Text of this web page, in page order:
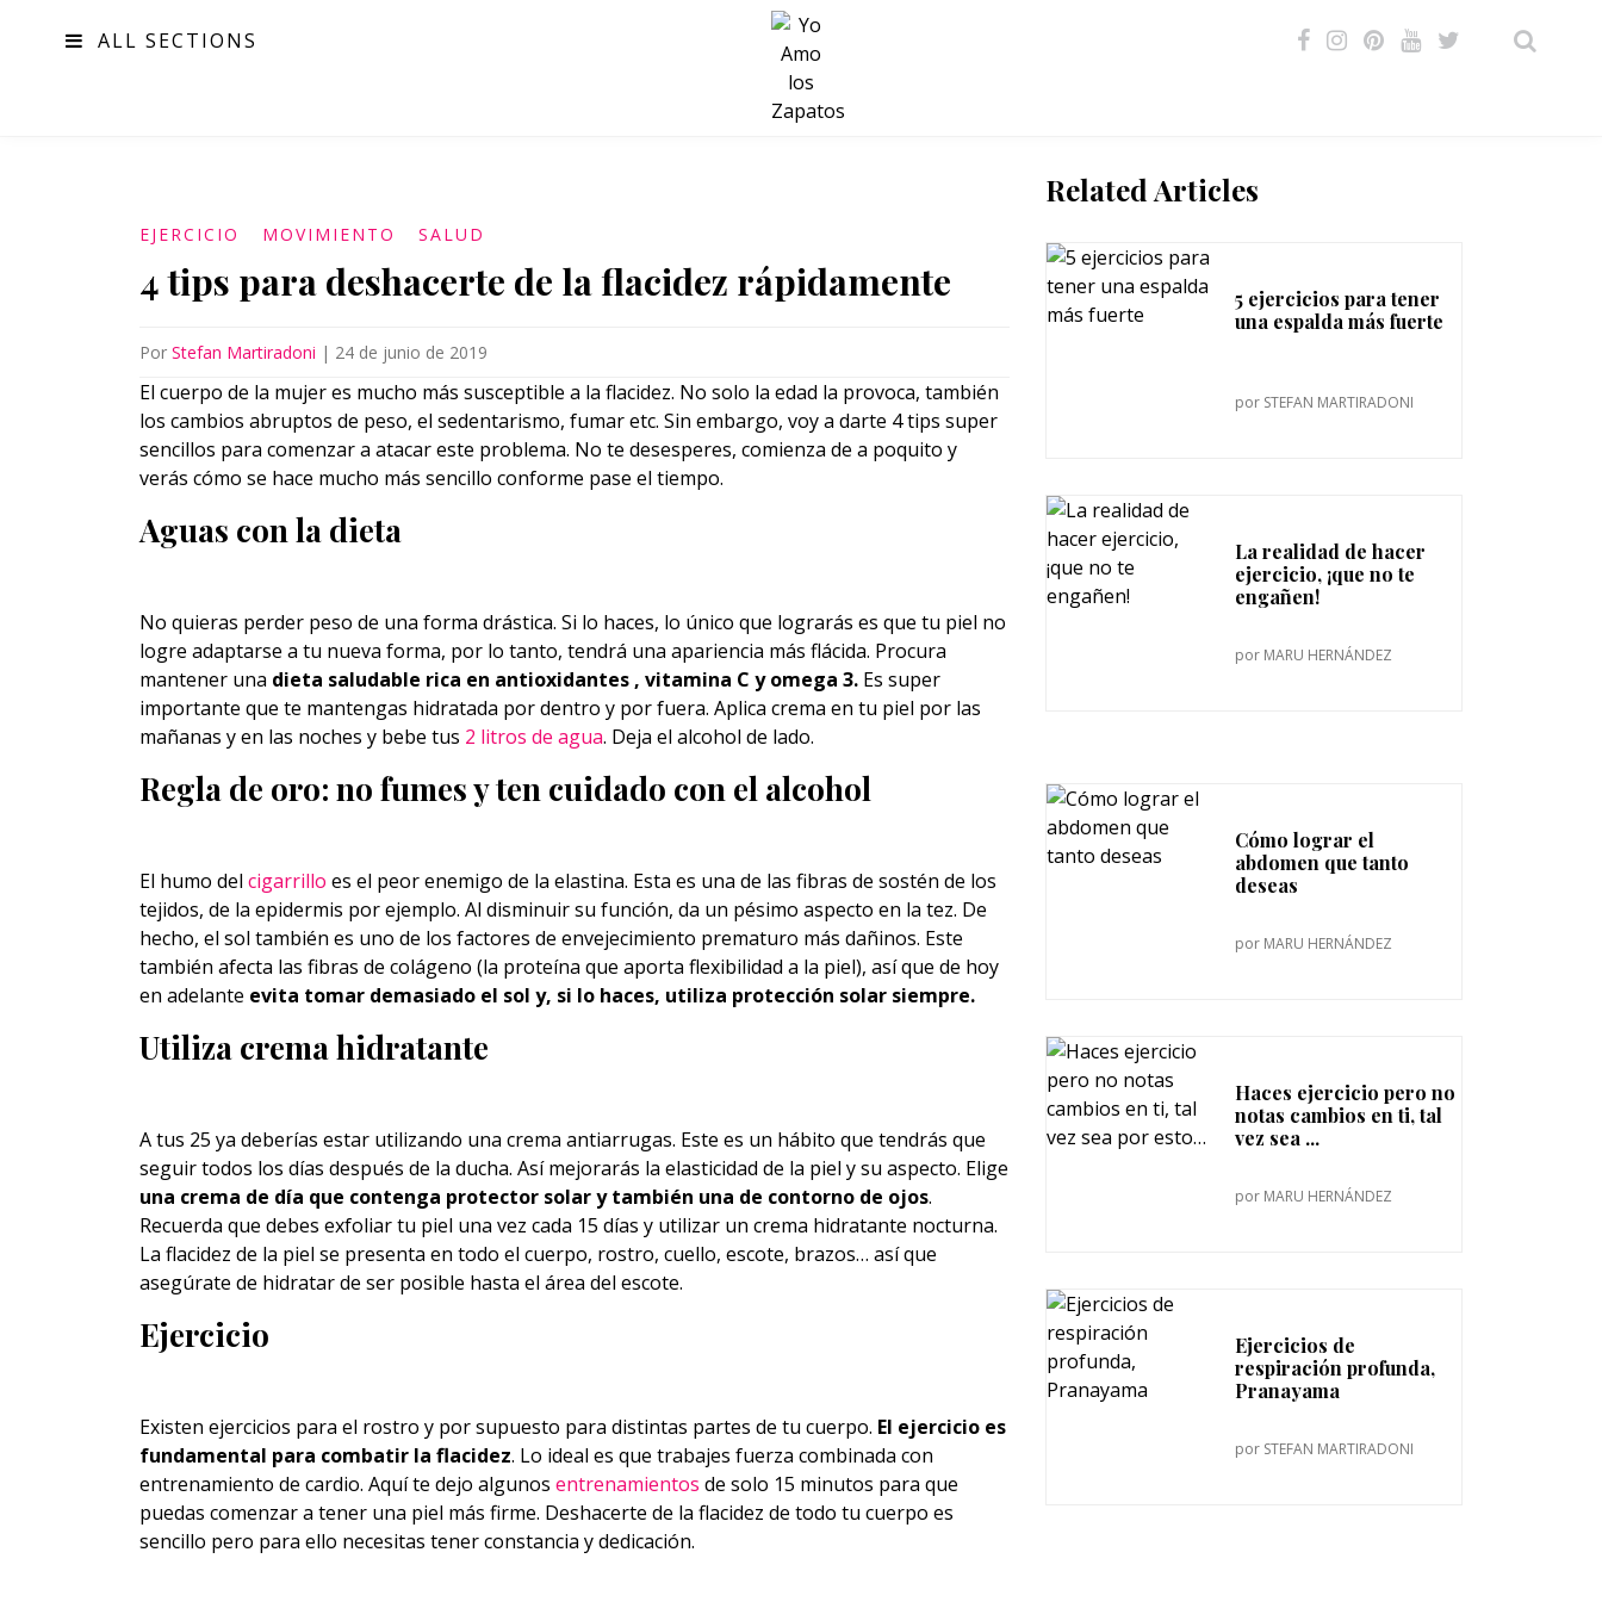
ALL SECTIONS
SALUD
EJERCICIO MOVIMIENTO SALUD
4 tips para deshacerte de la flacidez rápidamente
Por Stefan Martiradoni | 24 de junio de 2019
El cuerpo de la mujer es mucho más susceptible a la flacidez. No solo la edad la provoca, también
los cambios abruptos de peso, el sedentarismo, fumar etc. Sin embargo, voy a darte 4 tips super
sencillos para comenzar a atacar este problema. No te desesperes, comienza de a poquito y
verás cómo se hace mucho más sencillo conforme pase el tiempo.
Aguas con la dieta
No quieras perder peso de una forma drástica. Si lo haces, lo único que lograrás es que tu piel no
logre adaptarse a tu nueva forma, por lo tanto, tendrá una apariencia más flácida. Procura
mantener una dieta saludable rica en antioxidantes , vitamina C y omega 3. Es super
importante que te mantengas hidratada por dentro y por fuera. Aplica crema en tu piel por las
mañanas y en las noches y bebe tus 2 litros de agua. Deja el alcohol de lado.
Regla de oro: no fumes y ten cuidado con el alcohol
El humo del cigarrillo es el peor enemigo de la elastina. Esta es una de las fibras de sostén de los
tejidos, de la epidermis por ejemplo. Al disminuir su función, da un pésimo aspecto en la tez. De
hecho, el sol también es uno de los factores de envejecimiento prematuro más dañinos. Este
también afecta las fibras de colágeno (la proteína que aporta flexibilidad a la piel), así que de hoy
en adelante evita tomar demasiado el sol y, si lo haces, utiliza protección solar siempre.
Utiliza crema hidratante
A tus 25 ya deberías estar utilizando una crema antiarrugas. Este es un hábito que tendrás que
seguir todos los días después de la ducha. Así mejorarás la elasticidad de la piel y su aspecto. Elige
una crema de día que contenga protector solar y también una de contorno de ojos.
Recuerda que debes exfoliar tu piel una vez cada 15 días y utilizar un crema hidratante nocturna.
La flacidez de la piel se presenta en todo el cuerpo, rostro, cuello, escote, brazos… así que
asegúrate de hidratar de ser posible hasta el área del escote.
Ejercicio
Existen ejercicios para el rostro y por supuesto para distintas partes de tu cuerpo. El ejercicio es
fundamental para combatir la flacidez. Lo ideal es que trabajes fuerza combinada con
entrenamiento de cardio. Aquí te dejo algunos entrenamientos de solo 15 minutos para que
puedas comenzar a tener una piel más firme. Deshacerte de la flacidez de todo tu cuerpo es
sencillo pero para ello necesitas tener constancia y dedicación.
Related Articles
5 ejercicios para tener
una espalda más fuerte
por STEFAN MARTIRADONI
La realidad de hacer
ejercicio, ¡que no te
engañen!
por MARU HERNÁNDEZ
Cómo lograr el
abdomen que tanto
deseas
por MARU HERNÁNDEZ
Haces ejercicio pero no
notas cambios en ti, tal
vez sea ...
por MARU HERNÁNDEZ
Ejercicios de
respiración profunda,
Pranayama
por STEFAN MARTIRADONI